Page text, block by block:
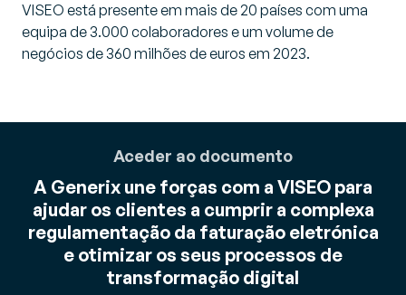
VISEO está presente em mais de 20 países com uma
equipa de 3.000 colaboradores e um volume de
negócios de 360 milhões de euros em 2023.
Aceder ao documento
A Generix une forças com a VISEO para
ajudar os clientes a cumprir a complexa
regulamentação da faturação eletrónica
e otimizar os seus processos de
transformação digital